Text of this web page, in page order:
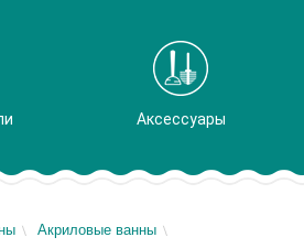
Аксессуары
Акриловые ванны